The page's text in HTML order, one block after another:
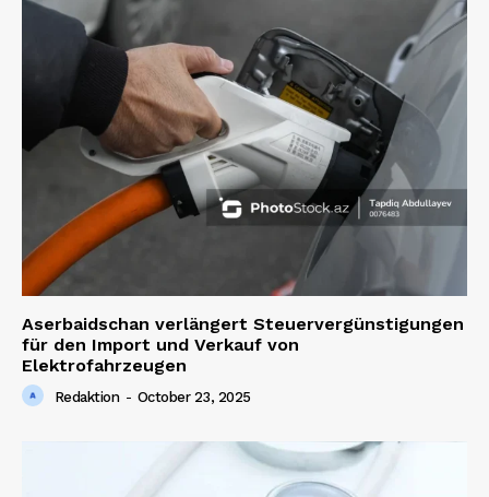
Aserbaidschan verlängert Steuervergünstigungen
für den Import und Verkauf von
Elektrofahrzeugen
Redaktion - October 23, 2025